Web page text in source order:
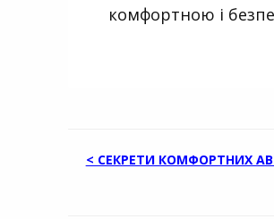
комфортною і
НАВИГАЦИЯ
< СЕКРЕТИ КОМФОРТНИХ